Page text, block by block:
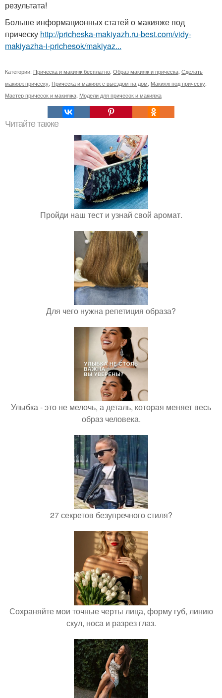
результата!
Больше информационных статей о макияже под
прическу http://pricheska-makiyazh.ru-best.com/vidy-
makiyazha-i-prichesok/makiyaz...
Категории: Прическа и макияж бесплатно Образ макияж и прическа Сделать
макияж прическу Прическа и макияж с выездом на дом Макияж под прическу
Мастер причесок и макияжа Модели для причесок и макияжа
Читайте также
Пройди наш тест и узнай свой аромат.
Для чего нужна репетиция образа?
Улыбка - это не мелочь, а деталь, которая меняет весь
образ человека.
27 секретов безупречного стиля?
Сохраняйте мои точные черты лица, форму губ, линию
скул, носа и разрез глаз.